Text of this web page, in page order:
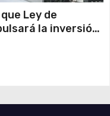
Ley de
la inversión